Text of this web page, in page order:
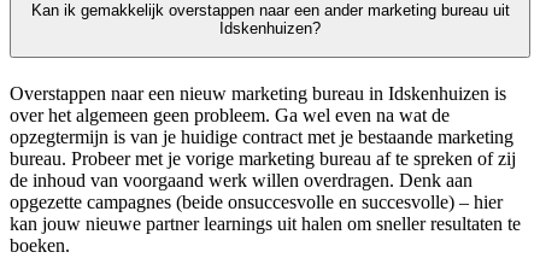
Kan ik gemakkelijk overstappen naar een ander marketing bureau uit
Idskenhuizen?
Overstappen naar een nieuw marketing bureau in Idskenhuizen is
over het algemeen geen probleem. Ga wel even na wat de
opzegtermijn is van je huidige contract met je bestaande marketing
bureau. Probeer met je vorige marketing bureau af te spreken of zij
de inhoud van voorgaand werk willen overdragen. Denk aan
opgezette campagnes (beide onsuccesvolle en succesvolle) – hier
kan jouw nieuwe partner learnings uit halen om sneller resultaten te
boeken.